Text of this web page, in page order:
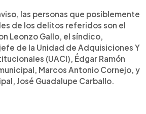
las personas que posiblemente
de los delitos referidos son el
Leonzo Gallo, el síndico,
de la Unidad de Adquisiciones Y
(UACI), Édgar Ramón
Marcos Antonio Cornejo, y
José Guadalupe Carballo.